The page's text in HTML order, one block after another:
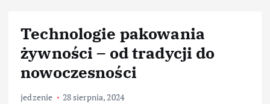
Technologie pakowania
żywności – od tradycji do
nowoczesności
jedzenie 28 sierpnia, 2024